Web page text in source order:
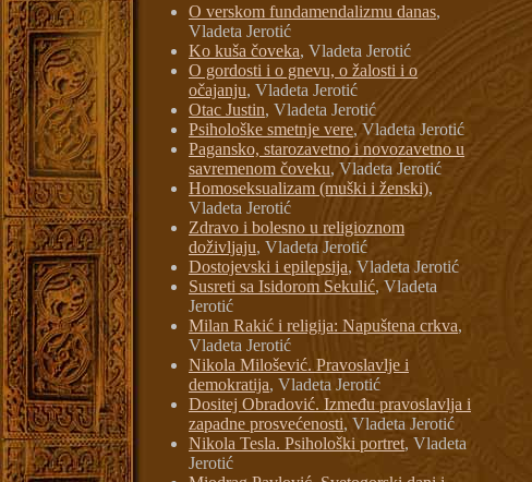
O verskom fundamendalizmu danas,
Vladeta Jerotić
Ko kuša čoveka, Vladeta Jerotić
O gordosti i o gnevu, o žalosti i o
očajanju, Vladeta Jerotić
Otac Justin, Vladeta Jerotić
Psihološke smetnje vere, Vladeta Jerotić
Pagansko, starozavetno i novozavetno u
savremenom čoveku, Vladeta Jerotić
Homoseksualizam (muški i ženski),
Vladeta Jerotić
Zdravo i bolesno u religioznom
doživljaju, Vladeta Jerotić
Dostojevski i epilepsija, Vladeta Jerotić
Susreti sa Isidorom Sekulić, Vladeta
Jerotić
Milan Rakić i religija: Napuštena crkva,
Vladeta Jerotić
Nikola Milošević. Pravoslavlje i
demokratija, Vladeta Jerotić
Dositej Obradović. Između pravoslavlja i
zapadne prosvećenosti, Vladeta Jerotić
Nikola Tesla. Psihološki portret, Vladeta
Jerotić